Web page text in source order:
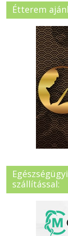
Étterem
szállítással: